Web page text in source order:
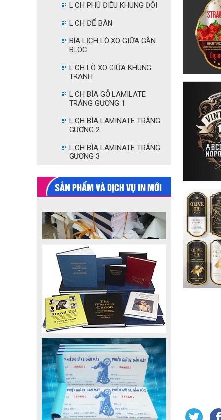
LỊCH PHÙ ĐIÊU KHUNG ĐÔI
LỊCH ĐỂ BÀN
BÌA LỊCH LÒ XO GIỮA GẮN
BLOC
LỊCH LÒ XO GIỮA KHUNG
TRANH
LỊCH BÌA GỖ LAMILATE
TRÁNG GƯƠNG 1
LỊCH BÌA LAMINATE TRÁNG
GƯƠNG 2
LỊCH BÌA LAMINATE TRÁNG
GƯƠNG 3
SẢN PHẨM VÀ DỊCH VỤ IN MỚI